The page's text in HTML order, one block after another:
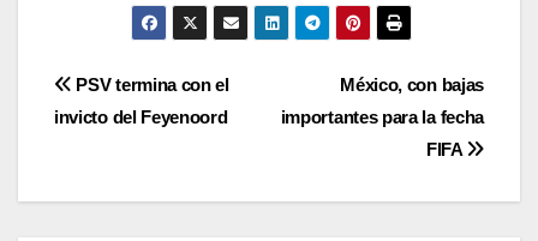
Navegación
entradas
México, con bajas
importantes para la fecha
FIFA
PSV termina con el
invicto del Feyenoord